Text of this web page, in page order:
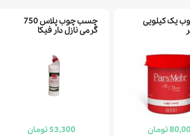
یک کیلویی
تومان
چسب چوب پلاس 750
گرمی نازل دار فیکا
53,300 تومان